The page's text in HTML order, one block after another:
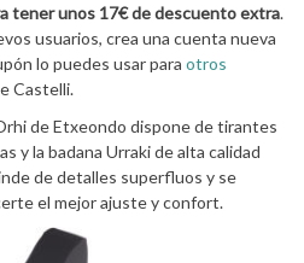
tener unos 17€ de descuento extra.
usuarios, crea una cuenta nueva
lo puedes usar para otros
Castelli.
de Etxeondo dispone de tirantes
y la badana Urraki de alta calidad
de detalles superfluos y se
el mejor ajuste y confort.